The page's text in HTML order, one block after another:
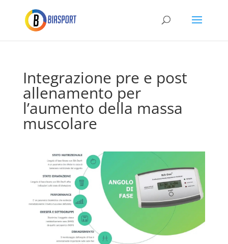
Integrazione pre e post
allenamento per
l’aumento della massa
muscolare